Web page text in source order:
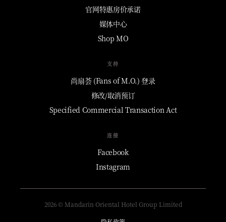
官网特惠房价承诺
媒体中心
Shop MO
支持
尚扇荟 (Fans of M.O.) 登录
修改/取消预订
Specified Commercial Transaction Act
连接
Facebook
Instagram
2026 © Mandarin Oriental Hotel Group Limited